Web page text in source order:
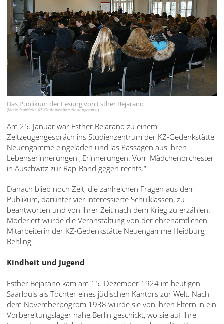
Türkçe
Yкраїнський
Русский
עברית
العربية
日
本
語
Das Publikum der Lesung von Esther Bejarano
(Marie Stahlfeld, KZ-Gedenkstätte Neuengamme)
Am 25. Januar war Esther Bejarano zu einem
Zeitzeugengespräch ins Studienzentrum der KZ-Gedenkstätte
Neuengamme eingeladen und las Passagen aus ihren
Lebenserinnerungen „Erinnerungen. Vom Mädchenorchester
in Auschwitz zur Rap-Band gegen rechts.“
Danach blieb noch Zeit, die zahlreichen Fragen aus dem
Publikum, darunter vier interessierte Schulklassen, zu
beantworten und von ihrer Zeit nach dem Krieg zu erzählen.
Moderiert wurde die Veranstaltung von der ehrenamtlichen
Mitarbeiterin der KZ-Gedenkstätte Neuengamme Heidburg
Behling.
Kindheit und Jugend
Esther Bejarano kam am 15. Dezember 1924 im heutigen
Saarlouis als Tochter eines jüdischen Kantors zur Welt. Nach
dem Novemberpogrom 1938 wurde sie von ihren Eltern in ein
Vorbereitungslager nahe Berlin geschickt, wo sie auf ihre